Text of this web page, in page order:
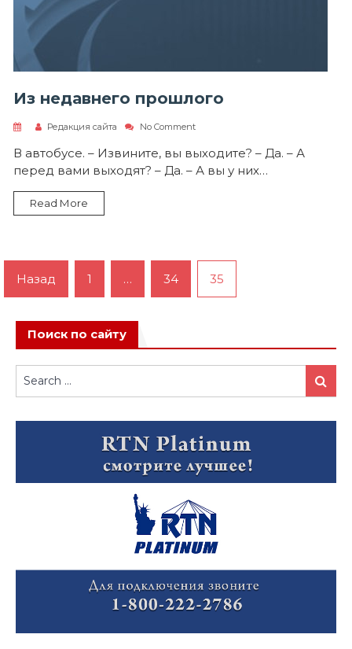
Из недавнего прошлого
Редакция сайта No Commenton
недавнего
прошлого
В автобусе. – Извините, вы выходите? – Да. – А
перед вами выходят? – Да. – А вы у них…
Read More
Пагинация
записей
Назад 1 … 34 35
Поиск по сайту
Search
for:
Search